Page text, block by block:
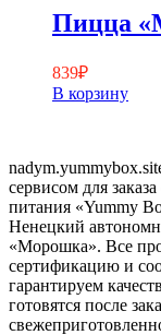
Пицца
839₽
В корзину
сервисом для
питания «Yummy
Ненецкий
«Морошка». Все
сертификацию и
гарантируем
готовятся после